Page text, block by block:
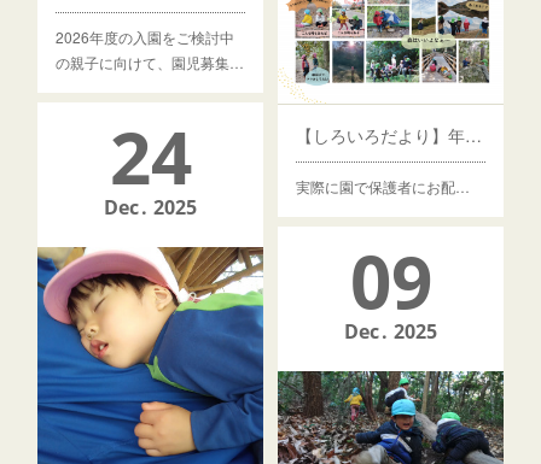
2026年度の入園をご検討中
の親子に向けて、園児募集…
【しろいろだより】年末特大号
実際に園で保護者にお配…
24
Dec 2025
09
Dec 2025